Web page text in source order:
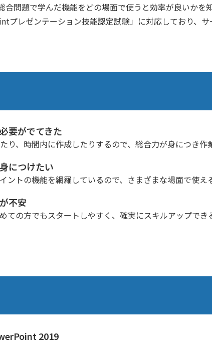
問題で学んだ機能をどの場面で使うと効率が良いかを
プレゼンテーション技能認定試験」に対応しており、
要がでてきた
り、時間内に作成したりするので、総合力が身につき作
につけたい
ントの機能を網羅しているので、さまざまな場面で使え
不安
ての方でもスタートしやすく、確実にスキルアップで
2019